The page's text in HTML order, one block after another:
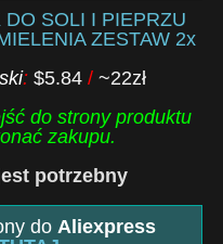
SOLI I PIEPRZU
ZESTAW 2x
: $5.84 / ~22zł
do strony produktu
zakupu.
potrzebny
doAliexpress